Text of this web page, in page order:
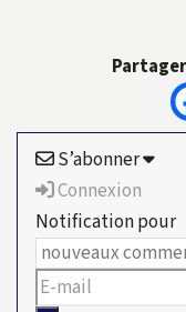
S’abonner
Connexion
Notification pour